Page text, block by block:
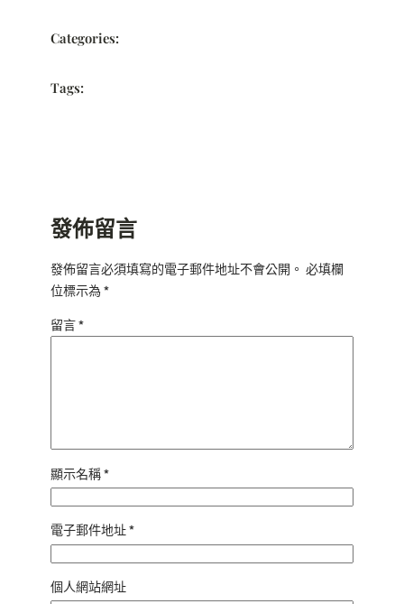
Categories:
Tags:
發佈留言
發佈留言必須填寫的電子郵件地址不會公開。 必填欄
位標示為*
留言*
顯示名稱*
電子郵件地址*
個人網站網址